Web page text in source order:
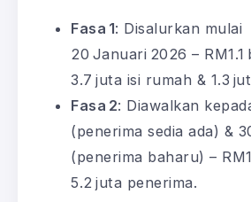
Fasa 1: Disalurkan mulai
20 Januari 2026 –
3.7 juta isi rumah & 1.3
Fasa 2: Diawalkan
(penerima sedia ada) &
(penerima baharu) –
5.2 juta penerima.